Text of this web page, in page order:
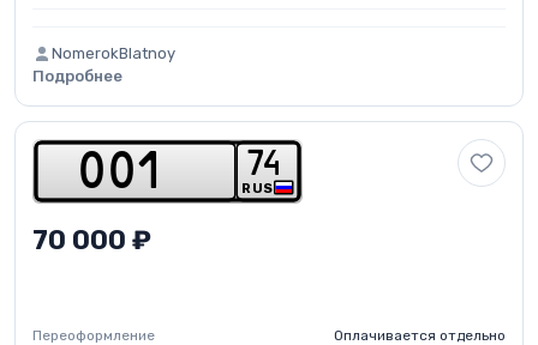
NomerokBlatnoy
Подробнее
0 01 RUS
74
70 000 ₽
Переоформление Оплачивается отдельно